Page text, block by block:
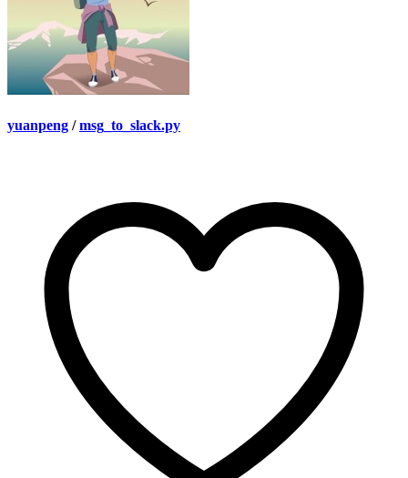
yuanpeng / msg_to_slack.py